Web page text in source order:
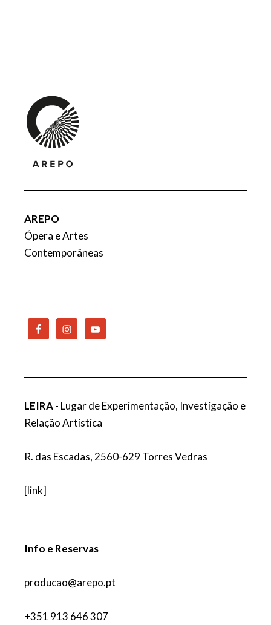
AREPO
Ópera e Artes
Contemporâneas
LEIRA- Lugar de Experimentação, Investigação e
Relação Artística
R. das Escadas, 2560-629 Torres Vedras
[link]
Info e Reservas
producao@arepo.pt
+351 913 646 307